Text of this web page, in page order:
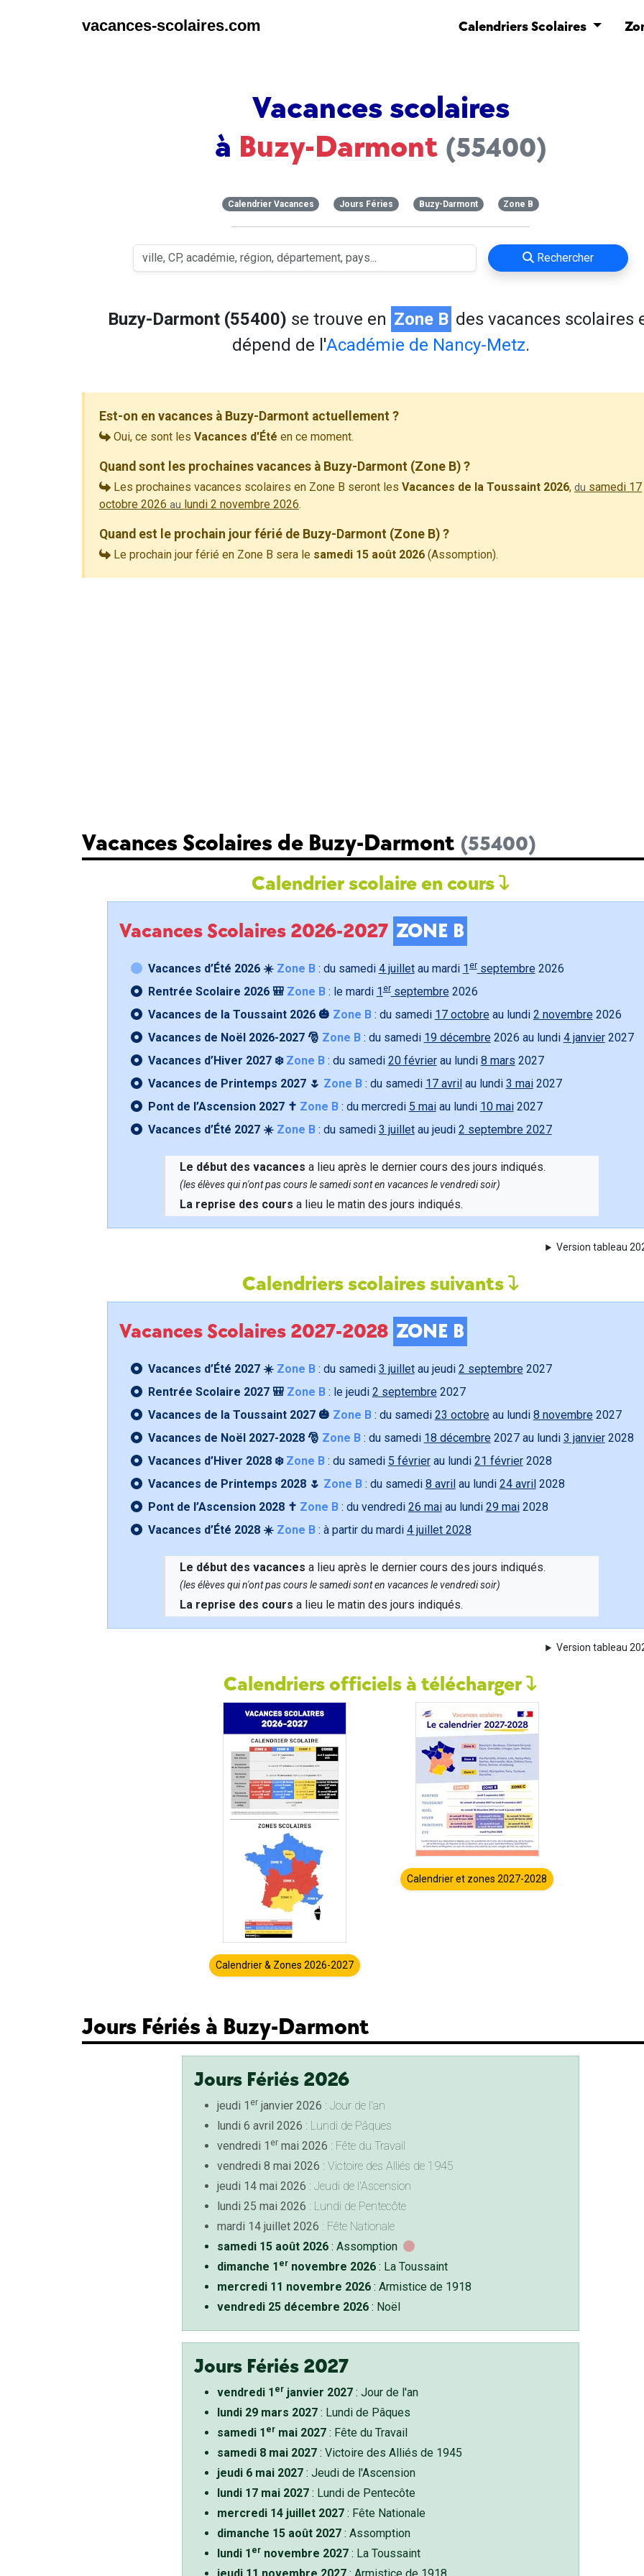
vacances-scolaires.com Calendriers Scolaires
Vacances scolaires
à Buzy-Darmont (55400)
Calendrier Vacances Jours Féries Buzy-Darmont Zone B
Rechercher
Buzy-Darmont (55400) se trouve en Zone B des vacances scolaires
dépend de l'Académie de Nancy-Metz.
Est-on en vacances à Buzy-Darmont actuellement ?
Oui, ce sont les Vacances d'Été en ce moment.
Quand sont les prochaines vacances à Buzy-Darmont (Zone B) ?
Les prochaines vacances scolaires en Zone B seront les Vacances de la Toussaint 2026, du samedi 17
octobre 2026 au lundi 2 novembre 2026.
Quand est le prochain jour férié de Buzy-Darmont (Zone B) ?
Le prochain jour férié en Zone B sera le samedi 15 août 2026 (Assomption).
Vacances Scolaires de Buzy-Darmont (55400)
Calendrier scolaire en cours
Vacances Scolaires 2026-2027 ZONE B
Vacances d’Été 2026 ☀️ Zone B: du samedi 4 juilletau mardi 1 erseptembre 2026
Rentrée Scolaire 2026 🎒 Zone B: le mardi 1erseptembre 2026
Vacances de la Toussaint 2026 🎃 Zone B: du samedi 17 octobre au lundi 2 novembre 2026
Vacances de Noël 2026-2027 🎅 Zone B: du samedi 19 décembre 2026 au lundi 4 janvier2027
Vacances d’Hiver 2027 ❄️ Zone B: du samedi 20 févrierau lundi 8 mars 2027
Vacances de Printemps 2027 🌷 Zone B: du samedi 17 avril au lundi 3 mai2027
Pont de l’Ascension 2027 ✝️ Zone B: du mercredi 5 maiau lundi 10 mai2027
Vacances d’Été 2027 ☀️ Zone B: du samedi 3 juilletau jeudi 2 septembre 2027
Le début des vacances a lieu après le dernier cours des jours indiqués.
(les élèves qui n'ont pas cours le samedi sont en vacances le vendredi soir)
La reprise des cours a lieu le matin des jours indiqués.
Version tableau
Calendriers scolaires suivants
Vacances Scolaires 2027-2028 ZONE B
Vacances d’Été 2027 ☀️ Zone B: du samedi 3 juilletau jeudi 2 septembre 2027
Rentrée Scolaire 2027 🎒 Zone B: le jeudi 2 septembre 2027
Vacances de la Toussaint 2027 🎃 Zone B: du samedi 23 octobre au lundi 8 novembre 2027
Vacances de Noël 2027-2028 🎅 Zone B: du samedi 18 décembre 2027 au lundi 3 janvier2028
Vacances d’Hiver 2028 ❄️ Zone B: du samedi 5 févrierau lundi 21 février2028
Vacances de Printemps 2028 🌷 Zone B: du samedi 8 avril au lundi 24 avril 2028
Pont de l’Ascension 2028 ✝️ Zone B: du vendredi 26 maiau lundi 29 mai2028
Vacances d’Été 2028 ☀️ Zone B: à partir du mardi 4 juillet 2028
Le début des vacances a lieu après le dernier cours des jours indiqués.
(les élèves qui n'ont pas cours le samedi sont en vacances le vendredi soir)
La reprise des cours a lieu le matin des jours indiqués.
Version tableau
Calendriers officiels à télécharger
Calendrier & Zones 2026-2027
Calendrier et zones 2027-2028
Jours Fériés à Buzy-Darmont
Jours Fériés 2026
jeudi 1 erjanvier 2026 : Jour de l'an
lundi 6 avril 2026 : Lundi de Pâques
vendredi 1 ermai 2026 : Fête du Travail
vendredi 8 mai 2026 : Victoire des Alliés de 1945
jeudi 14 mai 2026 : Jeudi de l'Ascension
lundi 25 mai 2026 : Lundi de Pentecôte
mardi 14 juillet 2026 : Fête Nationale
samedi 15 août 2026: Assomption
dimanche 1 ernovembre 2026: La Toussaint
mercredi 11 novembre 2026: Armistice de 1918
vendredi 25 décembre 2026: Noël
Jours Fériés 2027
vendredi 1 erjanvier 2027: Jour de l'an
lundi 29 mars 2027: Lundi de Pâques
samedi 1 ermai 2027: Fête du Travail
samedi 8 mai 2027: Victoire des Alliés de 1945
jeudi 6 mai 2027: Jeudi de l'Ascension
lundi 17 mai 2027: Lundi de Pentecôte
mercredi 14 juillet 2027: Fête Nationale
dimanche 15 août 2027: Assomption
lundi 1 ernovembre 2027: La Toussaint
jeudi 11 novembre 2027: Armistice de 1918